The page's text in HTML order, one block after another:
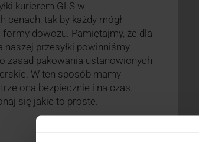
kurierem GLS w
cenach, tak by każdy mógł
dowozu. Pamiętajmy, że dla
naszej przesyłki powinniśmy
zasad pakowania ustanowionych
W ten sposób mamy
ona bezpiecznie i na czas.
się jakie to proste.